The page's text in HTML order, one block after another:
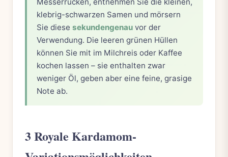
klebrig-schwarzen Samen und mörsern
Sie diesesekundengenau vor der
Verwendung. Die leeren grünen Hüllen
können Sie mit im Milchreis oder Kaffee
kochen lassen – sie enthalten zwar
weniger Öl, geben aber eine feine, grasige
Note ab.
3 Royale Kardamom-